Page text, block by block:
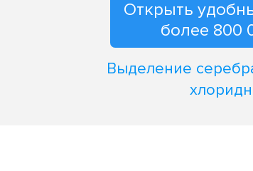
Открыть
более 800
Выделение